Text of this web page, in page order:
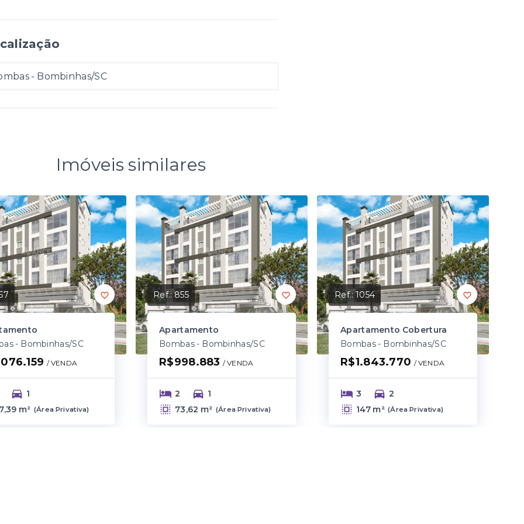
- Bombinhas/SC
Imóveis similares
- Bombinhas/SC
/ VENDA
1
m² (Área Privativa)
Ref.:855
Apartamento
Bombas - Bombinhas/SC
R$998.883 / VENDA
2
1
73,62 m² (Área Privativa)
Ref.:1054
Apartamento Cobertura
Bombas - Bombinhas/SC
R$1.843.770 / VENDA
3
2
147 m² (Área Privativa)